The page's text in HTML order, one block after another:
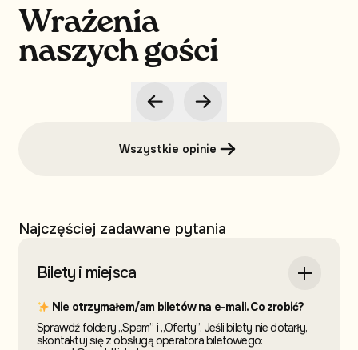
Wrażenia
naszych gości
Wszystkie opinie
Najczęściej zadawane pytania
Bilety i miejsca
Nie otrzymałem/am biletów na e-mail. Co zrobić?
Sprawdź foldery „Spam” i „Oferty”. Jeśli bilety nie dotarły,
skontaktuj się z obsługą operatora biletowego: